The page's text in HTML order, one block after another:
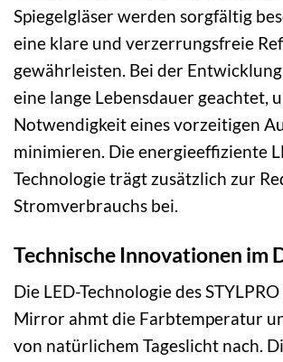
Spiegelgläser werden sorgfältig
eine klare und verzerrungsfreie
gewährleisten. Bei der
eine lange Lebensdauer geachtet,
Notwendigkeit eines vorzeitigen
minimieren. Die energieeffiziente
Technologie trägt zusätzlich zur
Stromverbrauchs bei.
Technische Innovationen im
Die LED-Technologie des
Mirror ahmt die Farbtemperatur
von natürlichem Tageslicht nach.